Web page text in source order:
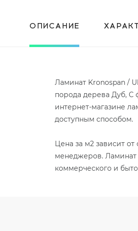
ОПИСАНИЕ
Ламинат Kronospan /
порода дерева Дуб, С
интернет-магазине
доступным способом.
Цена за м2 зависит
менеджеров. Ламинат
коммерческого и